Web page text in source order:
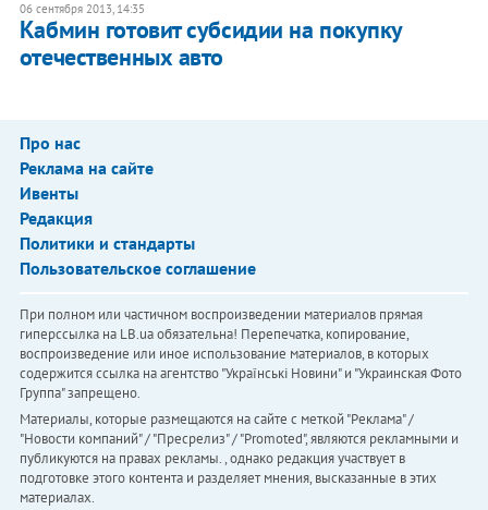
06 сентября 2013, 14:35
Кабмин готовит субсидии на покупку
отечественных авто
Про нас
Реклама на сайте
Ивенты
Редакция
Политики и стандарты
Пользовательское соглашение
При полном или частичном воспроизведении материалов прямая
гиперссылка на LB.ua обязательна! Перепечатка, копирование,
воспроизведение или иное использование материалов, в которых
содержится ссылка на агентство "Українськi Новини" и "Украинская Фото
Группа" запрещено.
Материалы, которые размещаются на сайте с меткой "Реклама" /
"Новости компаний" / "Пресрелиз" / "Promoted", являются рекламными и
публикуются на правах рекламы. , однако редакция участвует в
подготовке этого контента и разделяет мнения, высказанные в этих
материалах.